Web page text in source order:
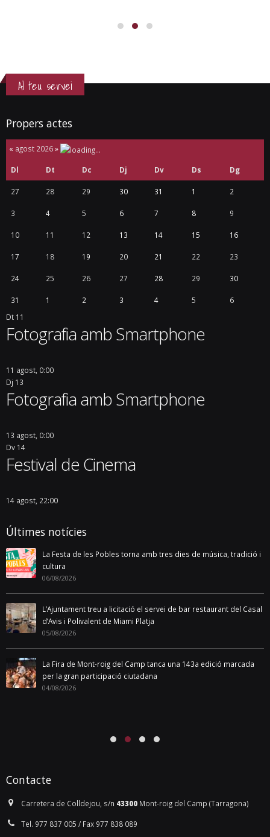
Al teu servei
Propers actes
« agost 2026»
Dl Dt Dc Dj Dv Ds Dg
27 28 29 30 31 1 2
3 4 5 6 7 8 9
10 11 12 13 14 15 16
17 18 19 20 21 22 23
24 25 26 27 28 29 30
31 1 2 3 4 5
6
Dt 11
Fotografia amb Smartphone
11 agost, 0:00
Dj 13
Fotografia amb Smartphone
13 agost, 0:00
Dv 14
Festival de Cinema
14 agost, 22:00
Últimes notícies
La Festa de les Pobles torna amb tres dies de música, tradició i
cultura
06/08/2026
L’Ajuntament treu a licitació el servei de bar restaurant del Casal
d’Avis i Polivalent de Miami Platja
05/08/2026
La Fira de Mont-roig del Camp tanca una 143a edició marcada
per la gran participació ciutadana
04/08/2026
Contacte
Carretera de Colldejou, s/n 43300 Mont-roig del Camp (Tarragona)
Tel. 977 837 005 / Fax 977 838 089